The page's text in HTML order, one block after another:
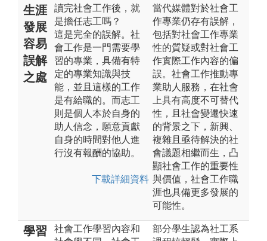
生涯
發展
容易
誤解
之處
讀完社會工作後，就
是擔任志工嗎？
這是完全的誤解。社
會工作是一門需要學
習的專業，具備有特
定的專業知識與技
能，並且這樣的工作
是有給職的。而志工
則是個人本於自身的
助人信念，願意貢獻
自身的時間對他人進
行沒有報酬的協助。
下載詳細資料
當代媒體對於社會工
作專業仍存有誤解，
包括對社會工作專業
性的質疑或對社會工
作實際工作內容的偏
誤。社會工作推動專
業助人服務，在社會
上具有高度不可替代
性，且社會變遷快速
的背景之下，新興、
複雜且亟待解決的社
會議題相繼而生，凸
顯社會工作的重要性
與價值，社會工作職
涯也具備更多發展的
可能性。
學習
社會工作學習內容和
部分學生認為社工系